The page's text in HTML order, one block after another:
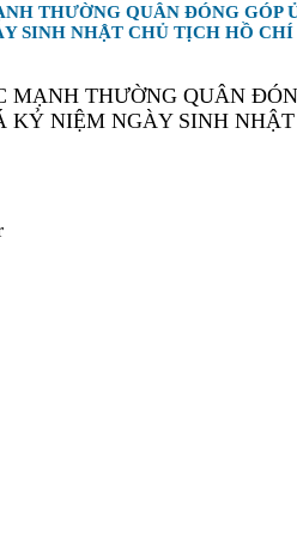
THƯỜNG QUÂN ĐÓNG GÓP
SINH NHẬT CHỦ TỊCH HỒ
MẠNH THƯỜNG QUÂN
KỶ NIỆM NGÀY SINH